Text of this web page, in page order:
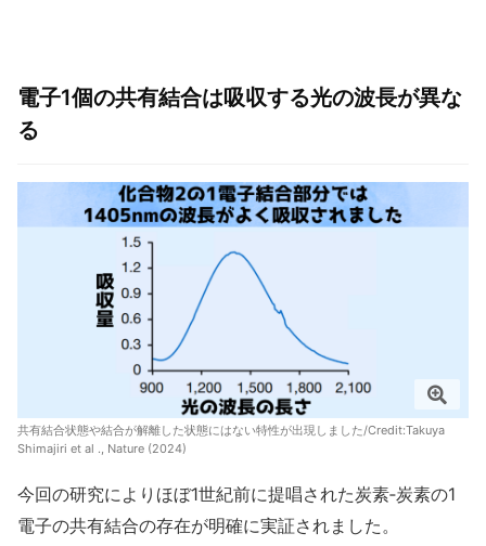
電子1個の共有結合は吸収する光の波長が異な
る
共有結合状態や結合が解離した状態にはない特性が出現しました/Credit:Takuya
Shimajiri et al ., Nature (2024)
今回の研究によりほぼ1世紀前に提唱された炭素‐炭素の1
電子の共有結合の存在が明確に実証されました。